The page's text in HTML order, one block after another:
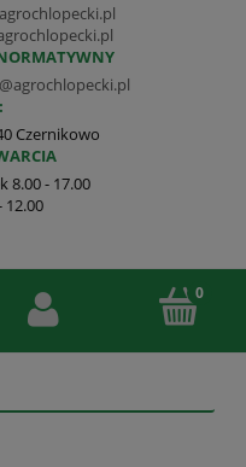
Czernikowo
8.00 - 17.00
12.00